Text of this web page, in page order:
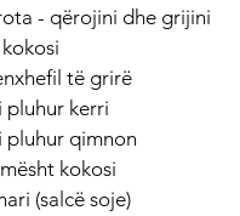
- qërojini dhe grijini
të grirë
pluhur kerri
pluhur qimnon
kokosi
(salcë soje)